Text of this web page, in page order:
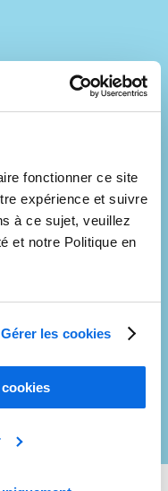
fonctionner ce site
expérience et suivre
à ce sujet, veuillez
et notre Politique en
Gérer les cookies